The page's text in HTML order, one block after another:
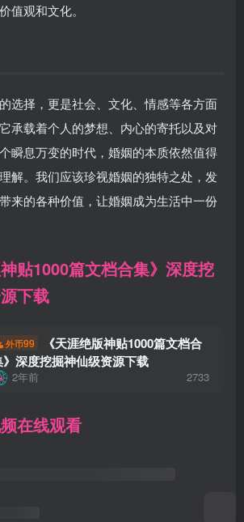
值观和文化。
选择，更是社会、文化、情感等各方面
承载着个人的梦想、内心的寄托以及对
瞬息万变的时代，婚姻的本质依然值得
解。我们应该珍视婚姻的独特之处，发
来的各种价值，让婚姻成为生活中一份
神贴1000篇文档合集》深度挖
下载
外币99
《天涯绝版神贴1000篇文档合
》深度挖掘神仙级资源下载
2年前 2733
在线观看